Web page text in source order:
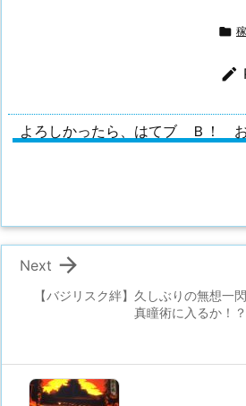


よろしかったら、はてブ Ｂ！
【バジリスク絆】久しぶりの無想一閃
真瞳術に入るか！

Next